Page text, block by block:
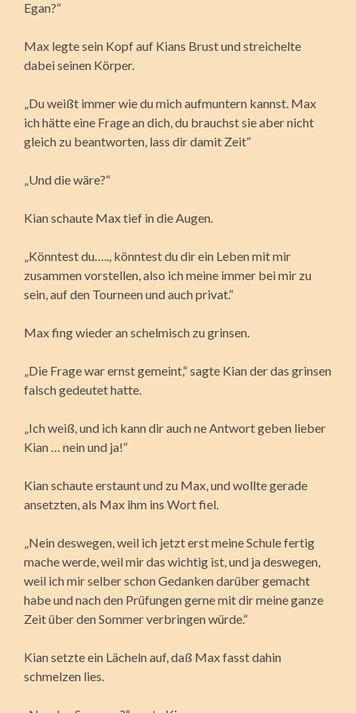
Egan?“
Max legte sein Kopf auf Kians Brust und streichelte
dabei seinen Körper.
„Du weißt immer wie du mich aufmuntern kannst. Max
ich hätte eine Frage an dich, du brauchst sie aber nicht
gleich zu beantworten, lass dir damit Zeit“
„Und die wäre?“
Kian schaute Max tief in die Augen.
„Könntest du….., könntest du dir ein Leben mit mir
zusammen vorstellen, also ich meine immer bei mir zu
sein, auf den Tourneen und auch privat.“
Max fing wieder an schelmisch zu grinsen.
„Die Frage war ernst gemeint,“ sagte Kian der das grinsen
falsch gedeutet hatte.
„Ich weiß, und ich kann dir auch ne Antwort geben lieber
Kian … nein und ja!“
Kian schaute erstaunt und zu Max, und wollte gerade
ansetzten, als Max ihm ins Wort fiel.
„Nein deswegen, weil ich jetzt erst meine Schule fertig
mache werde, weil mir das wichtig ist, und ja deswegen,
weil ich mir selber schon Gedanken darüber gemacht
habe und nach den Prüfungen gerne mit dir meine ganze
Zeit über den Sommer verbringen würde.“
Kian setzte ein Lächeln auf, daß Max fasst dahin
schmelzen lies.